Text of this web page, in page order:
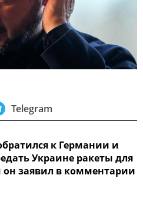
Telegram
к Германии и
Украине ракеты для
заявил в комментарии